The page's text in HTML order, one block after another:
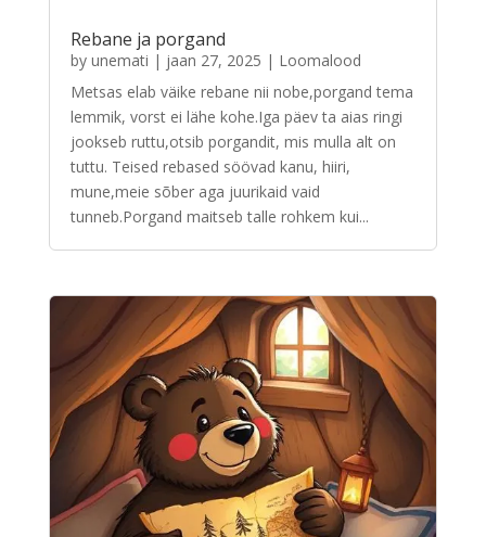
Rebane ja porgand
by unemati | jaan 27, 2025 | Loomalood
Metsas elab väike rebane nii nobe,porgand tema
lemmik, vorst ei lähe kohe.Iga päev ta aias ringi
jookseb ruttu,otsib porgandit, mis mulla alt on
tuttu. Teised rebased söövad kanu, hiiri,
mune,meie sõber aga juurikaid vaid
tunneb.Porgand maitseb talle rohkem kui...